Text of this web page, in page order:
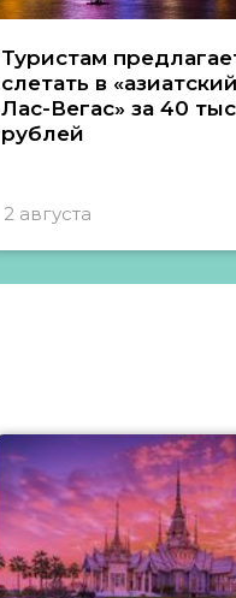
Туристам
слетать в «азиатский
Лас-Вегас» за 40
рублей
2 августа